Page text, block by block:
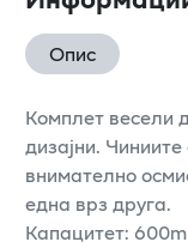
Опис
Комплет весели
дизајни.
внимателно
една врз друга.
Капацитет: